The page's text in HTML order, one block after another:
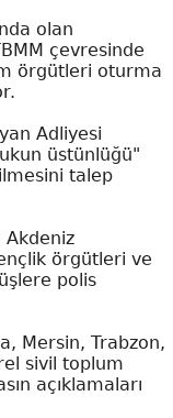
olan
çevresinde
örgütleri oturma
Adliyesi
üstünlüğü"
talep
Akdeniz
örgütleri ve
polis
Mersin, Trabzon,
sivil toplum
açıklamaları